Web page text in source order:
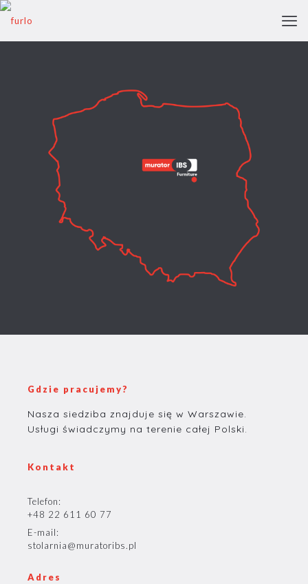
Gdzie pracujemy?
Nasza siedziba znajduje się w Warszawie.
Usługi świadczymy na terenie całej Polski.
Kontakt
Telefon:
+48 22 611 60 77
E-mail:
stolarnia@muratoribs.pl
Adres